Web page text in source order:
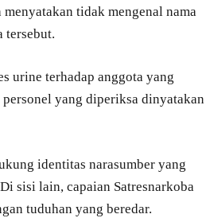
tidak mengenal nama
tersebut.
urine terhadap anggota yang
yang diperiksa dinyatakan
identitas narasumber yang
sisi lain, capaian Satresnarkoba
tuduhan yang beredar.